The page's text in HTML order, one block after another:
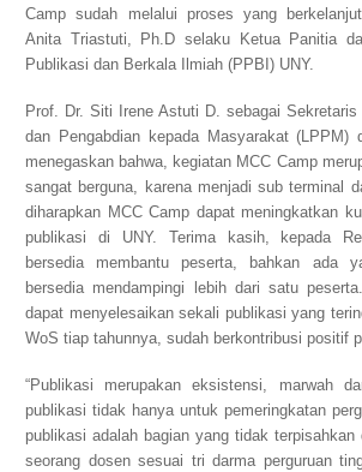
Camp sudah melalui proses yang
Anita Triastuti, Ph.D selaku Ketua Panitia
Publikasi dan Berkala Ilmiah (PPBI) UNY.
Prof. Dr. Siti Irene Astuti D. sebagai Sekretaris
dan Pengabdian kepada Masyarakat (LPPM)
menegaskan bahwa, kegiatan MCC Camp
sangat berguna, karena menjadi sub terminal
diharapkan MCC Camp dapat meningkatkan
publikasi di UNY. Terima kasih, kepada
R
bersedia membantu peserta, bahkan ada
bersedia mendampingi lebih dari satu
dapat menyelesaikan sekali publikasi yang
WoS tiap tahunnya, sudah berkontribusi positif
“Publikasi merupakan eksistensi, marwah
publikasi tidak hanya untuk pemeringkatan
publikasi adalah bagian yang tidak terpisahkan
seorang dosen sesuai tri darma perguruan